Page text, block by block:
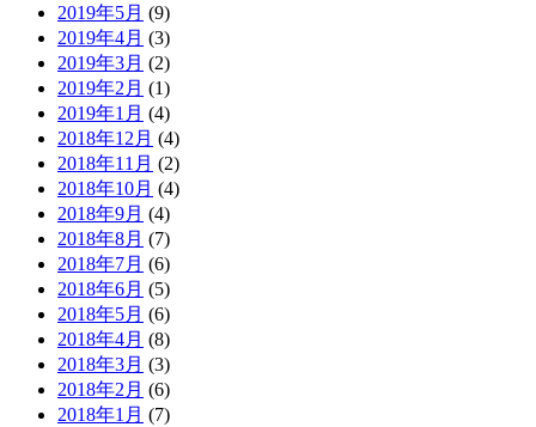
2019年5月 (9)
2019年4月 (3)
2019年3月 (2)
2019年2月 (1)
2019年1月 (4)
2018年12月 (4)
2018年11月 (2)
2018年10月 (4)
2018年9月 (4)
2018年8月 (7)
2018年7月 (6)
2018年6月 (5)
2018年5月 (6)
2018年4月 (8)
2018年3月 (3)
2018年2月 (6)
2018年1月 (7)